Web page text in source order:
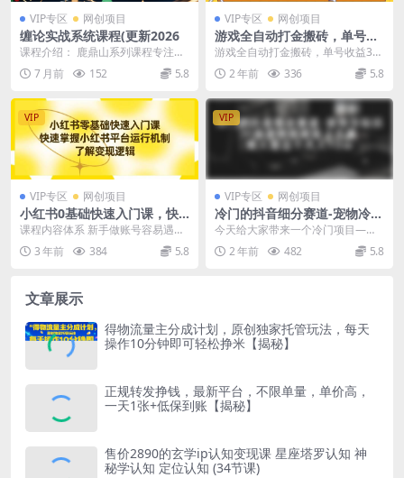
VIP专区 网创项目
缠论实战系统课程(更新2026
课程介绍： 鹿鼎山系列课程专注缠
论教学，行情分析、学习答疑、机
会提示、实操讲解。...
7 月前 152 5.8
VIP专区 网创项目
游戏全自动打金搬砖，单号收
益300+ 轻松日入1000+
游戏全自动打金搬砖，单号收益30
0左右，多开收益更多，轻松日入1
000+ 可矩阵...
2 年前 336 5.8
VIP
VIP专区 网创项目
小红书0基础快速入门课，快
速掌握小红书平台运行机制，
课程内容体系 新手做账号容易遇到
的问题 小红书必备底层逻辑 小红书
定位五件套 如...
3 年前 384 5.8
VIP
VIP专区 网创项目
冷门的抖音细分赛道-宠物冷知
识，一段宠物视频配上文案，
今天给大家带来一个冷门项目——
宠物冷知识项目 制作有趣的宠物小
视频，吸引人观看 ...
2 年前 482 5.8
文章展示
得物流量主分成计划，原创独家托管玩法，每天
操作10分钟即可轻松挣米【揭秘】
正规转发挣钱，最新平台，不限单量，单价高，
一天1张+低保到账【揭秘】
售价2890的玄学ip认知变现课 星座塔罗认知 神
秘学认知 定位认知 (34节课)